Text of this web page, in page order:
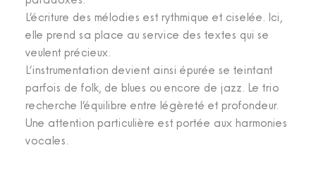
L’écriture des mélodies est rythmique et ciselée. Ici,
elle prend sa place au service des textes qui se
veulent précieux.
L’instrumentation devient ainsi épurée se teintant
parfois de folk, de blues ou encore de jazz. Le trio
recherche l’équilibre entre légèreté et profondeur.
Une attention particulière est portée aux harmonies
vocales.